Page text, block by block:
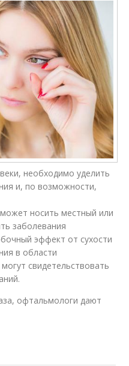
необходимо уделить
и, по возможности,
носить местный или
заболевания
эффект от сухости
в области
свидетельствовать
офтальмологи дают